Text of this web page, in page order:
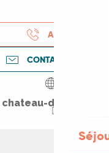
APPELER
CONTACTEZ-NOUS
chateau-de-lantis.fr